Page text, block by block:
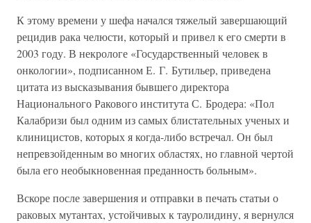
К этому времени у шефа начался тяжелый завершающий
рецидив рака челюсти, который и привел к его смерти в
2003 году. В некрологе «Государственный человек в
онкологии», подписанном Е. Г. Бутильер, приведена
цитата из высказывания бывшего директора
Национального Ракового института С. Бродера: «Пол
Калабризи был одним из самых блистательных ученых и
клиницистов, которых я когда-либо встречал. Он был
непревзойденным во многих областях, но главной чертой
была его необыкновенная преданность больным».
Вскоре после завершения и отправки в печать статьи о
раковых мутантах, устойчивых к тауролидину, я вернулся